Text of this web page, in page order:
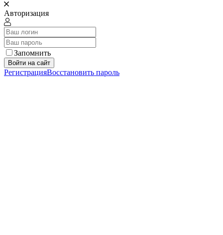
Авторизация
Запомнить
Войти на сайт
РегистрацияВосстановить пароль